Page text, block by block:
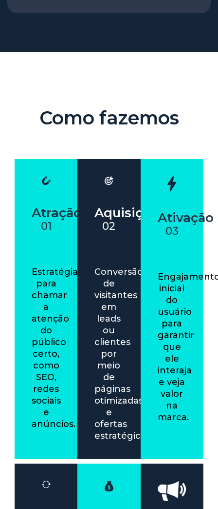
Como fazemos
Atração
01
Estratégias
para
chamar
a
atenção
do
público
certo,
como
SEO,
redes
sociais
e
anúncios.
Aquisição
02
Conversão
de
visitantes
em
leads
ou
clientes
por
meio
de
páginas
otimizadas
e
ofertas
estratégicas.
Ativação
03
inicial
do
usuário
para
garantir
que
ele
interaja
e veja
valor
na
marca.